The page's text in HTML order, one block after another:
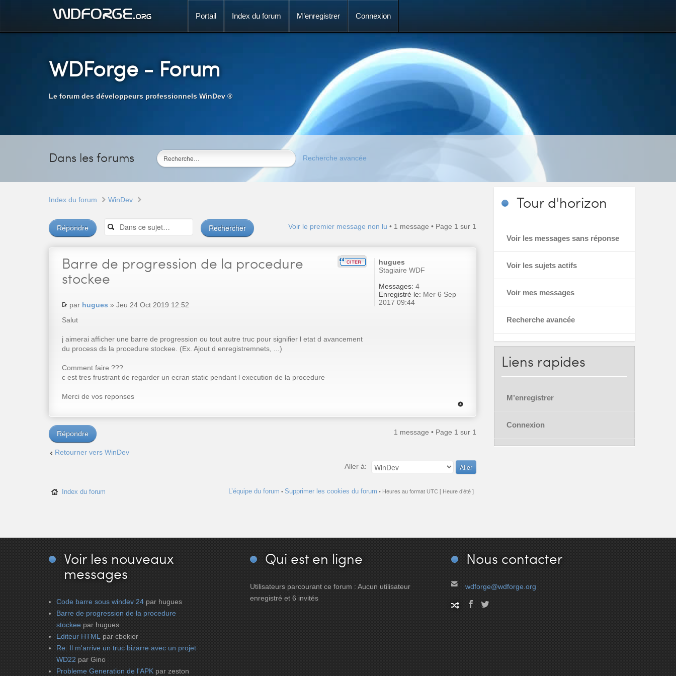
Portail Index du forum M’enregistrer Connexion
WDForge- Forum
Le forum des développeurs professionnels WinDev ®
Dans les forums Recherche avancée
Index du forum WinDev
Répondre Voir le premier message non lu • 1 message • Page 1 sur 1
Barre de progression de la procedure
stockee
par hugues » Jeu 24 Oct 2019 12:52
Salut
j aimerai afficher une barre de progression ou tout autre truc pour signifier l etat d avancement
du process ds la procedure stockee. (Ex. Ajout d enregistremnets, ...)
Comment faire ???
c est tres frustrant de regarder un ecran static pendant l execution de la procedure
Merci de vos reponses
hugues
Stagiaire WDF
Messages: 4
Enregistré le: Mer 6 Sep
2017 09:44
Répondre 1 message • Page 1 sur 1
Retourner vers WinDev
Aller à:
Index du forum L’équipe du forum • Supprimer les cookies du forum • Heures au format UTC [ Heure d’été ]
Tour d'horizon
Voir les messages sans réponse
Voir les sujets actifs
Voir mes messages
Recherche avancée
Liens rapides
M’enregistrer
Connexion
Voir les nouveaux
messages
Code barre sous windev 24 par hugues
Barre de progression de la procedure
stockee par hugues
Editeur HTML par cbekier
Re: Il m'arrive un truc bizarre avec un projet
WD22 par Gino
Probleme Generation de l'APK par zeston
Qui est en ligne
Utilisateurs parcourant ce forum : Aucun utilisateur
enregistré et 6 invités
Nous contacter
wdforge@wdforge.org